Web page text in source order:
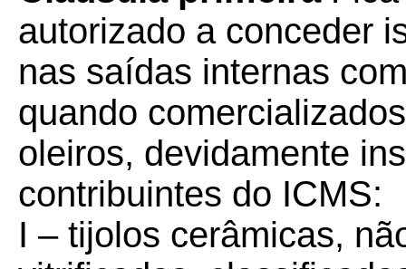
autorizado a conceder
nas saídas internas
quando
oleiros, devidamente
contribuintes do ICMS:
I – tijolos cerâmicas,